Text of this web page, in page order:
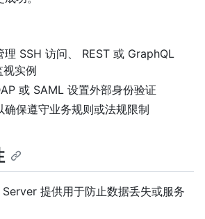
理 SSH 访问、 REST 或 GraphQL
视实例
或 SAML 设置外部身份验证
确保遵守业务规则或法规限制
提供用于防止数据丢失或服务